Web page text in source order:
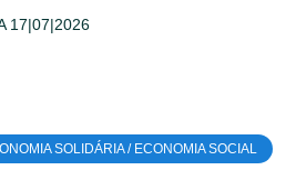
17|07|2026
SOLIDÁRIA / ECONOMIA SOCIAL